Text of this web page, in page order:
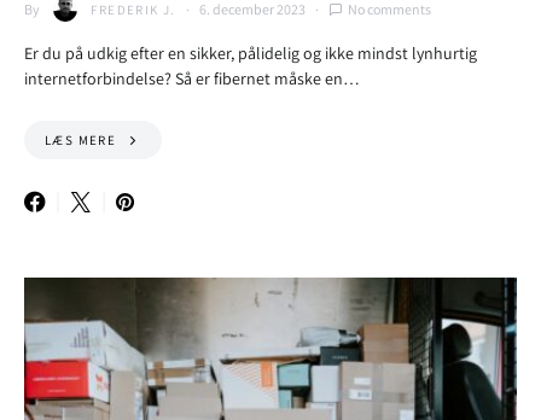
By FREDERIK J. 6. december 2023 No comments
Er du på udkig efter en sikker, pålidelig og ikke mindst lynhurtig
internetforbindelse? Så er fibernet måske en…
LÆS MERE